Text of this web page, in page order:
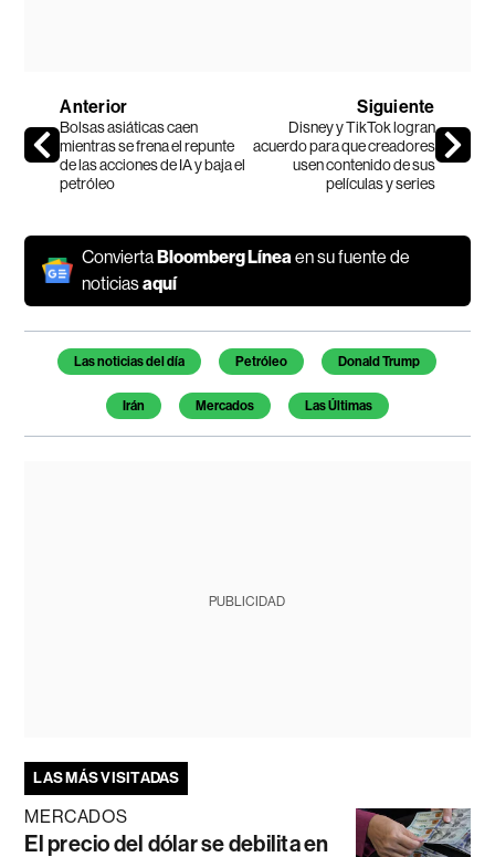
Anterior
Bolsas asiáticas caen
mientras se frena el repunte
de las acciones de IA y baja el
petróleo
Siguiente
Disney y TikTok logran
acuerdo para que creadores
usen contenido de sus
películas y series
ConviertaBloomberg Línea en su fuente de
noticiasaquí
Temas de este artículo
Las noticias del día Petróleo Donald Trump
Irán Mercados Las Últimas
PUBLICIDAD
LAS MÁS VISITADAS
MERCADOS
El precio del dólar se debilita en